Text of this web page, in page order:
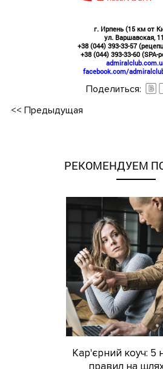
г. Ирпень (15 км от
ул. Варшавская,
+38 (044) 393-33-57
+38 (044) 393-33-60 (SPA-
facebook.com/
Поделиться:
<< Предыдущая
РЕКОМЕНДУЕМ
Кар'єрний коуч: 5
правил на